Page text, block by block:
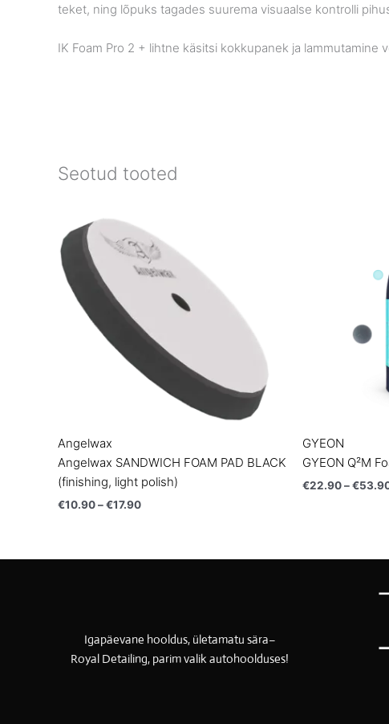
teket, ning lõpuks tagades suurema visuaalse kontrolli
IK Foam Pro 2 + lihtne käsitsi kokkupanek ja
Seotud tooted
Angelwax
Angelwax SANDWICH FOAM PAD BLACK
(finishing, light polish)
€10.90–€17.90
€10.90
through
€17.90
GYEON
GYEON Q²M
€22.90–€
Igapäevane hooldus, ületamatu sära–
Royal Detailing, parim valik autohoolduses!